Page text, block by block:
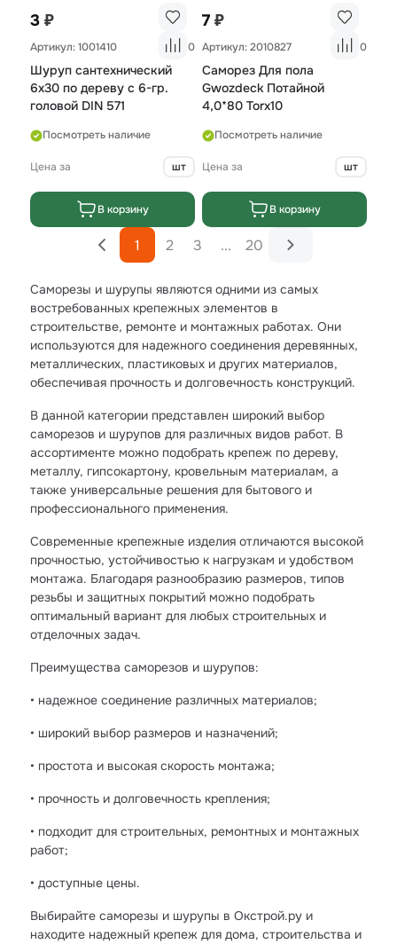
3 ₽
Артикул: 1001410 0
Шуруп сантехнический
6х30 по дереву с 6-гр.
головой DIN 571
Посмотреть наличие
Цена за шт
В корзину
7 ₽
Артикул: 2010827 0
Саморез Для пола
Gwozdeck Потайной
4,0*80 Torx10
Посмотреть наличие
Цена за шт
В корзину
1 2 3 ... 20
Саморезы и шурупы являются одними из самых
востребованных крепежных элементов в
строительстве, ремонте и монтажных работах. Они
используются для надежного соединения деревянных,
металлических, пластиковых и других материалов,
обеспечивая прочность и долговечность конструкций.
В данной категории представлен широкий выбор
саморезов и шурупов для различных видов работ. В
ассортименте можно подобрать крепеж по дереву,
металлу, гипсокартону, кровельным материалам, а
также универсальные решения для бытового и
профессионального применения.
Современные крепежные изделия отличаются высокой
прочностью, устойчивостью к нагрузкам и удобством
монтажа. Благодаря разнообразию размеров, типов
резьбы и защитных покрытий можно подобрать
оптимальный вариант для любых строительных и
отделочных задач.
Преимущества саморезов и шурупов:
• надежное соединение различных материалов;
• широкий выбор размеров и назначений;
• простота и высокая скорость монтажа;
• прочность и долговечность крепления;
• подходит для строительных, ремонтных и монтажных
работ;
• доступные цены.
Выбирайте саморезы и шурупы в Окстрой.ру и
находите надежный крепеж для дома, строительства и